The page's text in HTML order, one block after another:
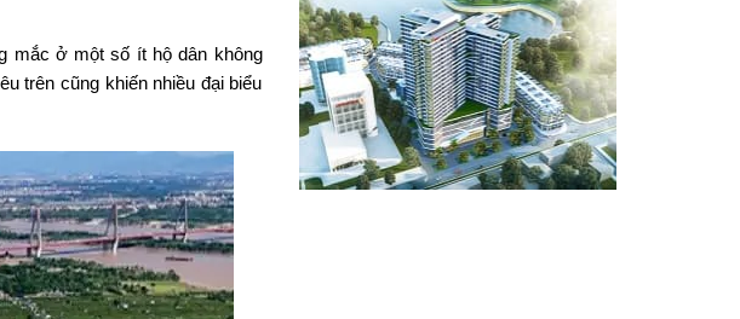
mắc ở một số ít hộ dân không
trên cũng khiến nhiều đại biểu